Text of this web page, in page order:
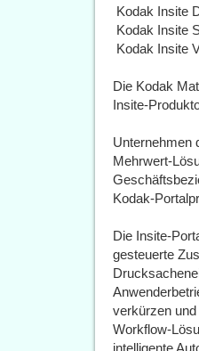
 Kodak
 Kodak
 Kodak
Die Kodak
Insite-
Mehrwert-
Kodak-
Die Insite-
gesteuerte
verkürzen
Workflow-
intelligente